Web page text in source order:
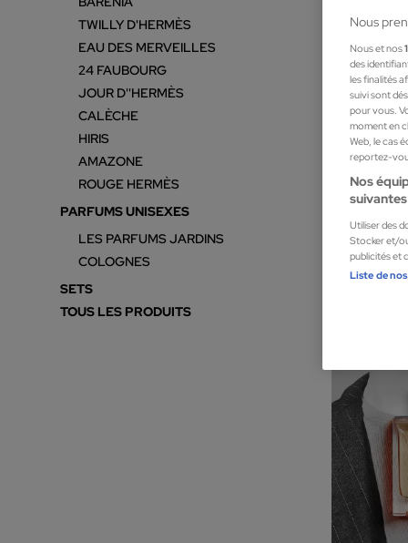
TWILLY D'HERMÈS
EAU DES MERVEILLES
24 FAUBOURG
JOUR D''HERMÈS
CALÈCHE
HIRIS
AMAZONE
ROUGE HERMÈS
PARFUMS UNISEXES
LES PARFUMS JARDINS
COLOGNES
SETS
TOUS LES PRODUITS
Nous
Nous et nos
des
les finalités
suivi sont
pour vous.
moment en
Web, le cas
reportez-
Nos
Utiliser des
Stocker et/
publicités et
Liste de